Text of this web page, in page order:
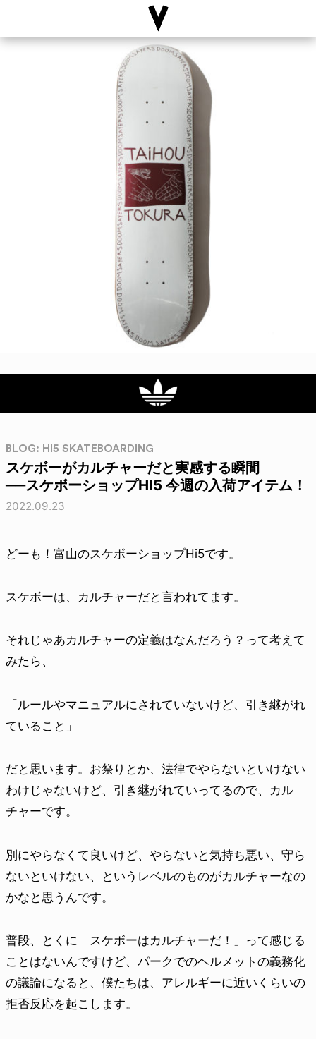
BLOG: HI5 SKATEBOARDING
スケボーがカルチャーだと実感する瞬間
──スケボーショップHI5 今週の入荷アイテム！
2022.09.23
どーも！富山のスケボーショップHi5です。
スケボーは、カルチャーだと言われてます。
それじゃあカルチャーの定義はなんだろう？って考えて
みたら、
「ルールやマニュアルにされていないけど、引き継がれ
ていること」
だと思います。お祭りとか、法律でやらないといけない
わけじゃないけど、引き継がれていってるので、カル
チャーです。
別にやらなくて良いけど、やらないと気持ち悪い、守ら
ないといけない、というレベルのものがカルチャーなの
かなと思うんです。
普段、とくに「スケボーはカルチャーだ！」って感じる
ことはないんですけど、パークでのヘルメットの義務化
の議論になると、僕たちは、アレルギーに近いくらいの
拒否反応を起こします。